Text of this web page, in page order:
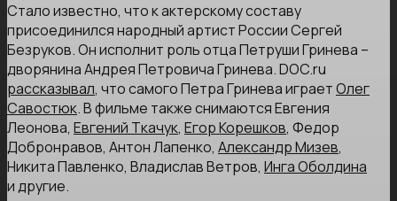
Стало известно, что к актерскому составу
присоединился народный артист России Сергей
Безруков. Он исполнит роль отца Петруши Гринева –
дворянина Андрея Петровича Гринева. DOC.ru
рассказывал, что самого Петра Гринева играетОлег
Савостюк. В фильме также снимаются Евгения
Леонова, Евгений Ткачук, Егор Корешков, Федор
Добронравов, Антон Лапенко, Александр Мизев,
Никита Павленко, Владислав Ветров, Инга Оболдина
и другие.